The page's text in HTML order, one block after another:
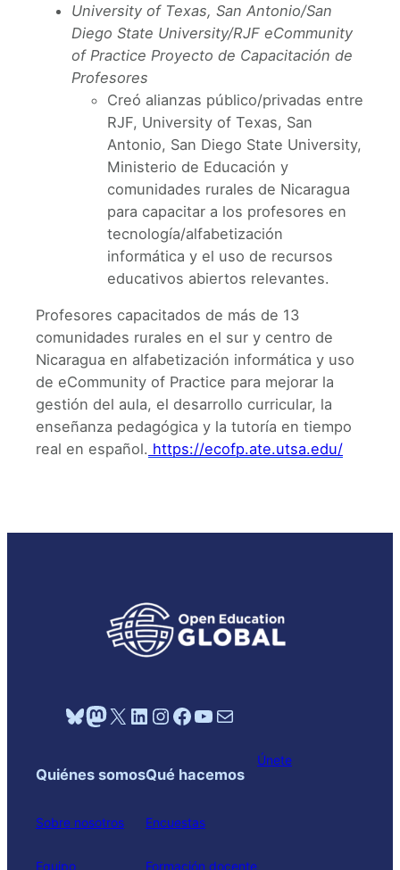
University of Texas, San Antonio/San
Diego State University/RJF eCommunity
of Practice Proyecto de Capacitación de
Profesores
Creó alianzas público/privadas entre
RJF, University of Texas, San
Antonio, San Diego State University,
Ministerio de Educación y
comunidades rurales de Nicaragua
para capacitar a los profesores en
tecnología/alfabetización
informática y el uso de recursos
educativos abiertos relevantes.
Profesores capacitados de más de 13
comunidades rurales en el sur y centro de
Nicaragua en alfabetización informática y uso
de eCommunity of Practice para mejorar la
gestión del aula, el desarrollo curricular, la
enseñanza pedagógica y la tutoría en tiempo
real en español. https://ecofp.ate.utsa.edu/
Bluesky
Mastodon
X LinkedIn
Instagram
Facebook
YouTube
Mail
Quiénes somos
Sobre nosotros
Equipo
Qué hacemos
Encuestas
Formación docente
Únete